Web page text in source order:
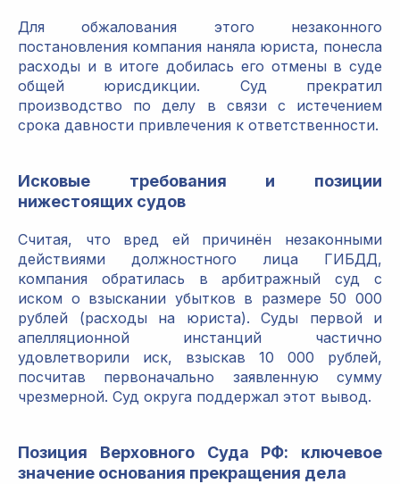
Для обжалования этого незаконного
постановления компания наняла юриста, понесла
расходы и в итоге добилась его отмены в суде
общей юрисдикции. Суд прекратил
производство по делу в связи с истечением
срока давности привлечения к ответственности.
Исковые требования и позиции
нижестоящих судов
Считая, что вред ей причинён незаконными
действиями должностного лица ГИБДД,
компания обратилась в арбитражный суд с
иском о взыскании убытков в размере 50 000
рублей (расходы на юриста). Суды первой и
апелляционной инстанций частично
удовлетворили иск, взыскав 10 000 рублей,
посчитав первоначально заявленную сумму
чрезмерной. Суд округа поддержал этот вывод.
Позиция Верховного Суда РФ: ключевое
значение основания прекращения дела